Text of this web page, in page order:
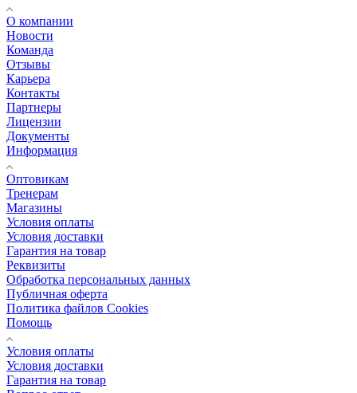
О компании
Новости
Команда
Отзывы
Карьера
Контакты
Партнеры
Лицензии
Документы
Информация
Оптовикам
Тренерам
Магазины
Условия оплаты
Условия доставки
Гарантия на товар
Реквизиты
Обработка персональных данных
Публичная оферта
Политика файлов Cookies
Помощь
Условия оплаты
Условия доставки
Гарантия на товар